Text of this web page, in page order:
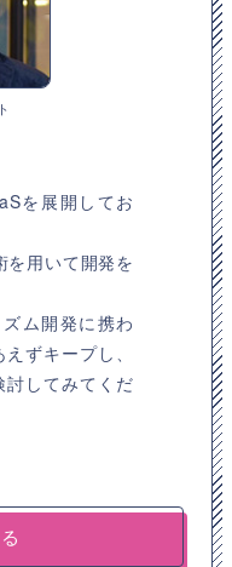
を展開してお
を用いて開発を
ム開発に携わ
ずキープし、
してみてくだ